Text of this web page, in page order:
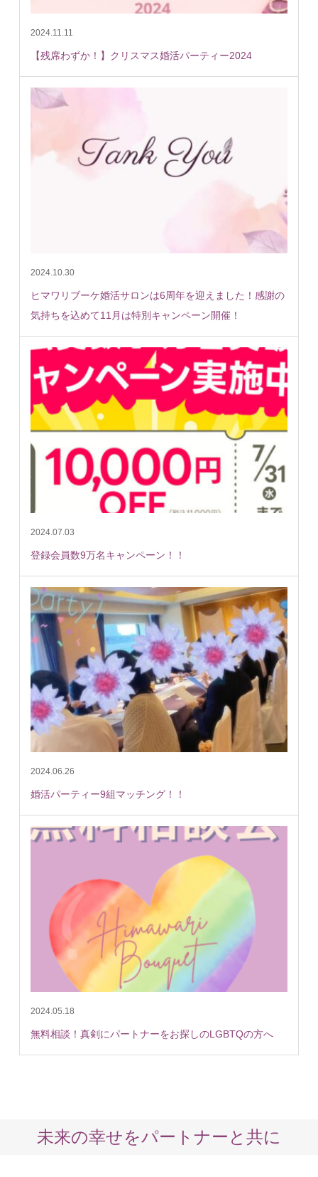
2024.11.11
【残席わずか！】クリスマス婚活パーティー2024
2024.10.30
ヒマワリブーケ婚活サロンは6周年を迎えました！感謝の
気持ちを込めて11月は特別キャンペーン開催！
2024.07.03
登録会員数9万名キャンペーン！！
2024.06.26
婚活パーティー9組マッチング！！
2024.05.18
無料相談！真剣にパートナーをお探しのLGBTQの方へ
未来の幸せをパートナーと共に